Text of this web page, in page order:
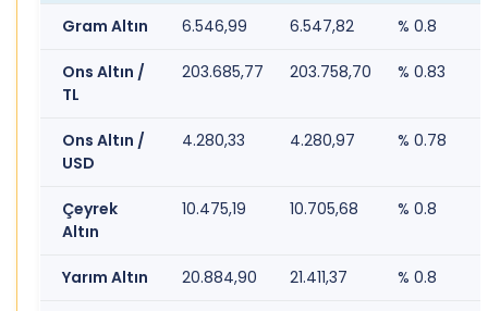
Gram Altın 6.546,99 6.547,82 % 0.8
Ons Altın /
TL
203.685,77 203.758,70 % 0.83
Ons Altın /
USD
4.280,33 4.280,97 % 0.78
Çeyrek
Altın
10.475,19 10.705,68 % 0.8
Yarım Altın 20.884,90 21.411,37 % 0.8